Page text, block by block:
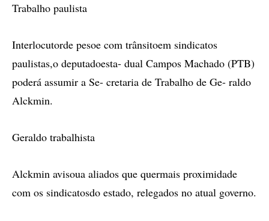
Trabalho paulista
Interlocutorde pesoe com trânsitoem sindicatos
paulistas,o deputadoesta- dual Campos Machado (PTB)
poderá assumir a Se- cretaria de Trabalho de Ge- raldo
Alckmin.
Geraldo trabalhista
Alckmin avisoua aliados que quermais proximidade
com os sindicatosdo estado, relegados no atual governo.